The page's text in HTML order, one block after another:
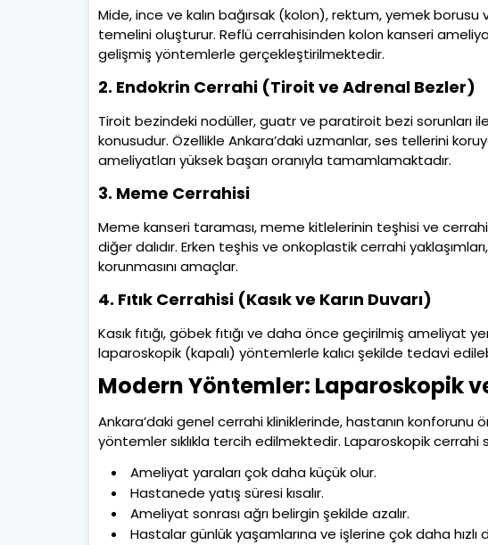
Mide, ince ve kalın bağırsak (kolon), rektum, yemek
temelini oluşturur. Reflü cerrahisinden kolon kanseri
gelişmiş yöntemlerle gerçekleştirilmektedir.
2. Endokrin Cerrahi (Tiroit ve Adrenal Bezler)
Tiroit bezindeki nodüller, guatr ve paratiroit bezi sorunları
konusudur. Özellikle Ankara’daki uzmanlar, ses tellerini
ameliyatları yüksek başarı oranıyla tamamlamaktadır.
3. Meme Cerrahisi
Meme kanseri taraması, meme kitlelerinin teşhisi ve
diğer dalıdır. Erken teşhis ve onkoplastik cerrahi
korunmasını amaçlar.
4. Fıtık Cerrahisi (Kasık ve Karın Duvarı)
Kasık fıtığı, göbek fıtığı ve daha önce geçirilmiş ameliyat
laparoskopik (kapalı) yöntemlerle kalıcı şekilde tedavi
Modern Yöntemler: Laparoskopik
Ankara’daki genel cerrahi kliniklerinde, hastanın
yöntemler sıklıkla tercih edilmektedir. Laparoskopik cerrahi
Ameliyat yaraları çok daha küçük olur.
Hastanede yatış süresi kısalır.
Ameliyat sonrası ağrı belirgin şekilde azalır.
Hastalar günlük yaşamlarına ve işlerine çok daha hızlı